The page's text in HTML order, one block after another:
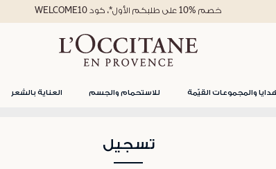
والمجموعات القيّمة للاستحمام والجسم العناية بالشعر
خصم %10 على طلبكم الأول*، كود WELCOME10
تسجيل